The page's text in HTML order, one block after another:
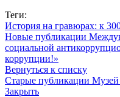
Теги:
История на гравюрах: к
Новые публикации
социальной
коррупции!»
Вернуться к списку
Старые публикации Музей
Закрыть